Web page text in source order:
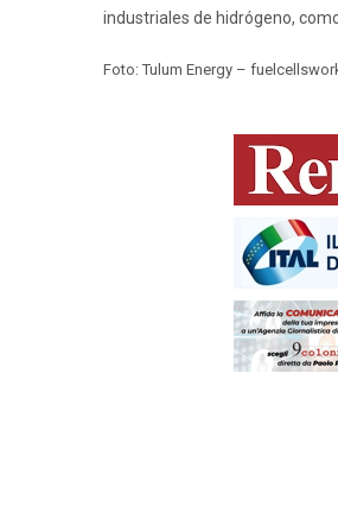
industriales de hidrógeno,
Foto: Tulum Energy –